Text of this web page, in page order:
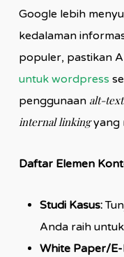
Google lebih
kedalaman
populer, pastikan
untuk wordpress
penggunaan alt-text
internal linkingyang
Daftar Elemen
Studi Kasus:
Anda raih
White Paper/